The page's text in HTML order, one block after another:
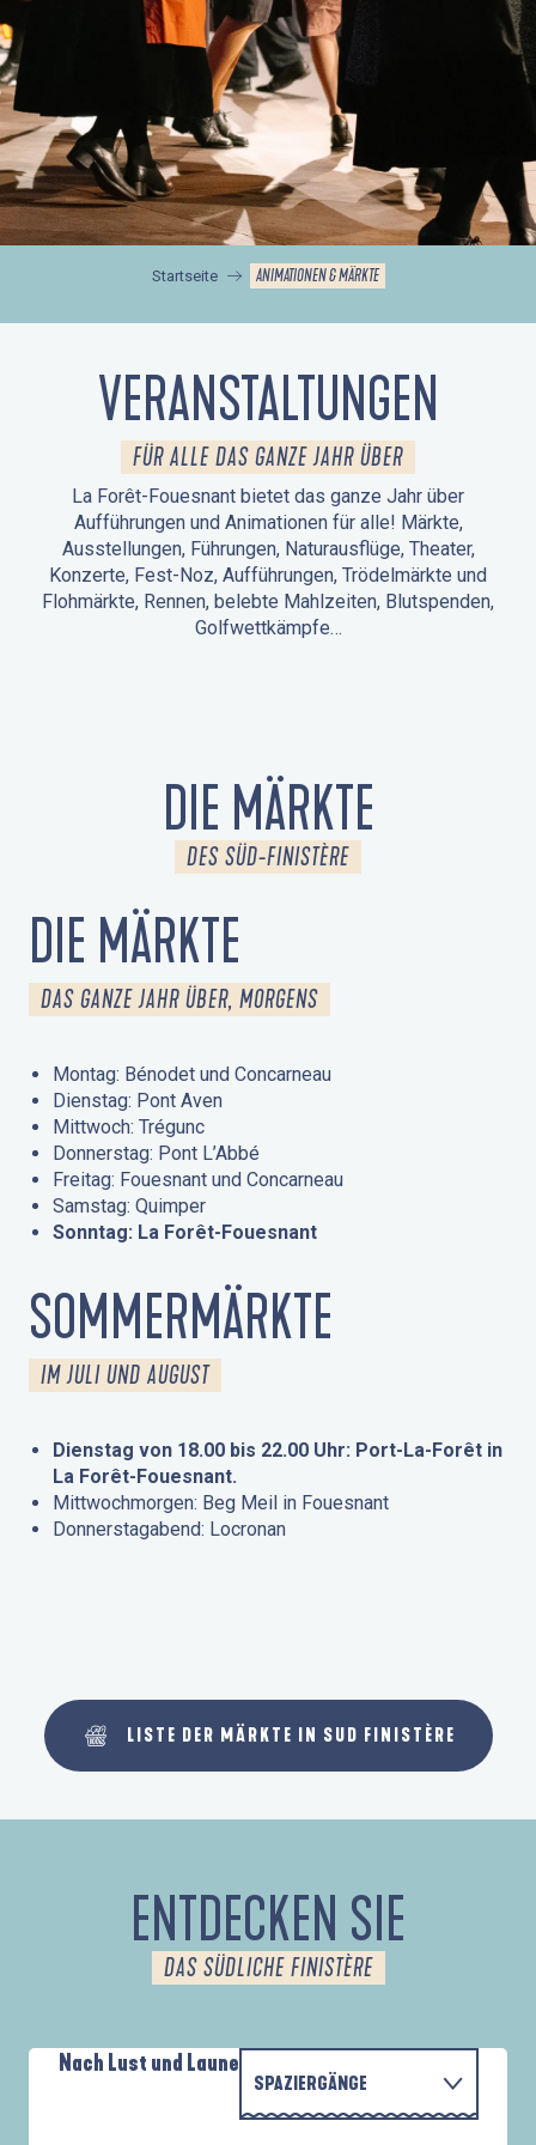
Startseite ANIMATIONEN & MÄRKTE
VERANSTALTUNGEN
FÜR ALLE DAS GANZE JAHR ÜBER
La Forêt-Fouesnant bietet das ganze Jahr über
Aufführungen und Animationen für alle! Märkte,
Ausstellungen, Führungen, Naturausflüge, Theater,
Konzerte, Fest-Noz, Aufführungen, Trödelmärkte und
Flohmärkte, Rennen, belebte Mahlzeiten, Blutspenden,
Golfwettkämpfe…
DIE MÄRKTE
DES SÜD-FINISTÈRE
DIE MÄRKTE
DAS GANZE JAHR ÜBER, MORGENS
Montag: Bénodet und Concarneau
Dienstag: Pont Aven
Mittwoch: Trégunc
Donnerstag: Pont L’Abbé
Freitag: Fouesnant und Concarneau
Samstag: Quimper
Sonntag: La Forêt-Fouesnant
SOMMERMÄRKTE
IM JULI UND AUGUST
Dienstag von 18.00 bis 22.00 Uhr: Port-La-Forêt in
La Forêt-Fouesnant.
Mittwochmorgen: Beg Meil in Fouesnant
Donnerstagabend: Locronan
LISTE DER MÄRKTE IN SUD FINISTÈRE
ENTDECKEN SIE
DAS SÜDLICHE FINISTÈRE
Nach Lust und Laune
SPAZIERGÄNGE